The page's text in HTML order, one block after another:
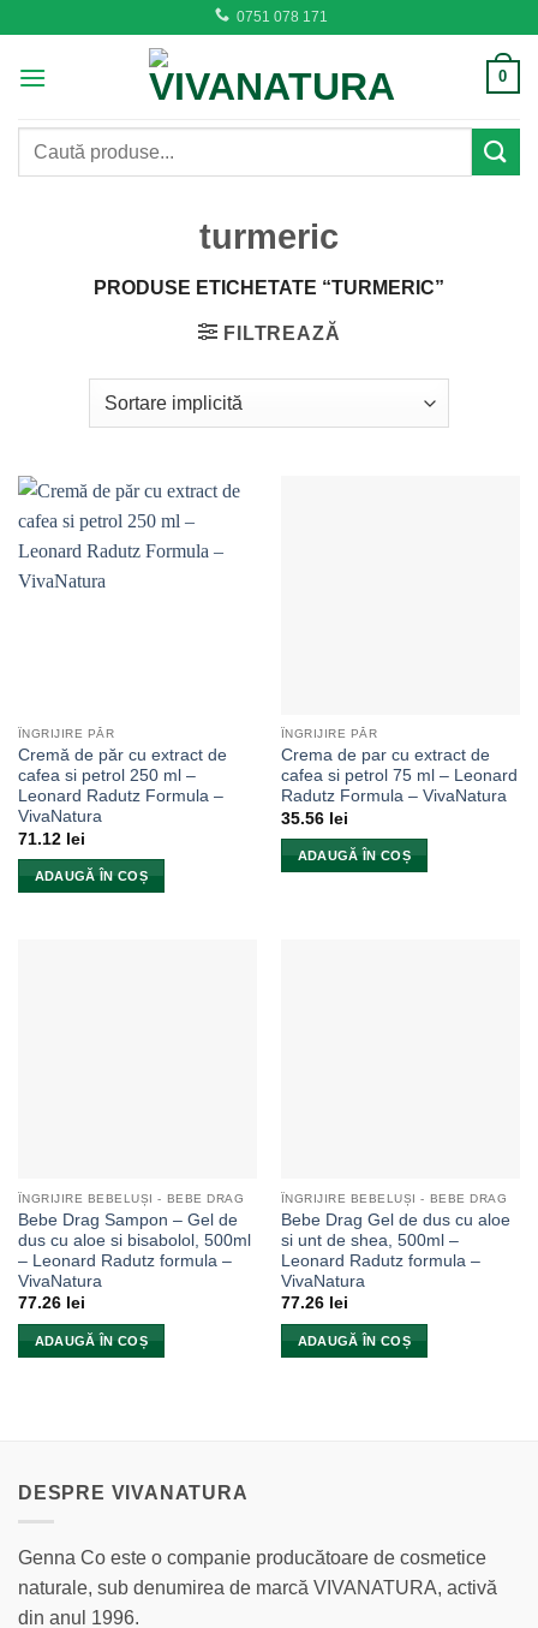
content
0751 078 171
0
Caută
turmeric
PRODUSE ETICHETATE “TURMERIC”
FILTREAZĂ
ÎNGRIJIRE PĂR
Cremă de păr cu extract de
cafea si petrol 250 ml –
Leonard Radutz Formula –
VivaNatura
71.12 lei
ADAUGĂ ÎN COȘ
ÎNGRIJIRE PĂR
Crema de par cu extract de
cafea si petrol 75 ml – Leonard
Radutz Formula – VivaNatura
35.56 lei
ADAUGĂ ÎN COȘ
ÎNGRIJIRE BEBELUȘI - BEBE DRAG
Bebe Drag Sampon – Gel de
dus cu aloe si bisabolol, 500ml
– Leonard Radutz formula –
VivaNatura
77.26 lei
ADAUGĂ ÎN COȘ
ÎNGRIJIRE BEBELUȘI - BEBE DRAG
Bebe Drag Gel de dus cu aloe
si unt de shea, 500ml –
Leonard Radutz formula –
VivaNatura
77.26 lei
ADAUGĂ ÎN COȘ
DESPRE VIVANATURA
Genna Co este o companie producătoare de cosmetice
naturale, sub denumirea de marcă VIVANATURA, activă
din anul 1996.